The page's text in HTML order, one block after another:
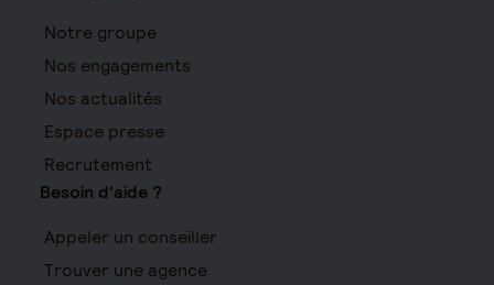
Notre groupe
Nos engagements
Nos actualités
Espace presse
Recrutement
Besoin d'aide ?
Appeler un conseiller
Trouver une agence